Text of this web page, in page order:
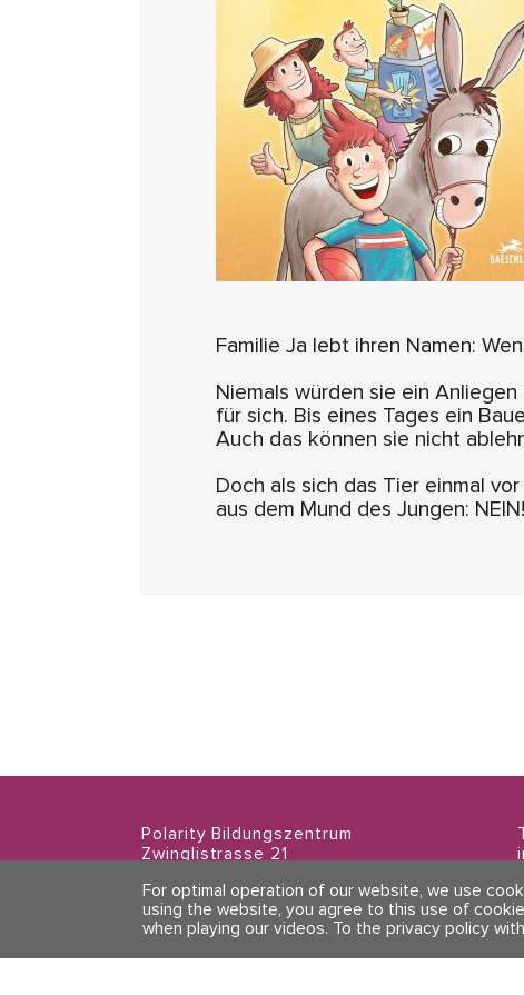
Familie Ja lebt ihren Namen:
Niemals würden sie ein
für sich. Bis eines Tages ein
Auch das können sie nicht
Doch als sich das Tier einmal
aus dem Mund des Jungen: NEIN!
Polarity Bildungszentrum
Zwinglistrasse 21
For optimal operation of our website, we use
using the website, you agree to this use of
when playing our videos. To the privacy policy